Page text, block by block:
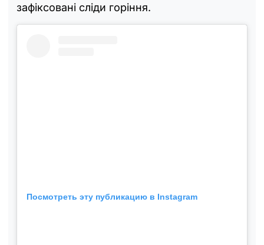
зафіксовані сліди горіння.
Посмотреть эту публикацию в Instagram